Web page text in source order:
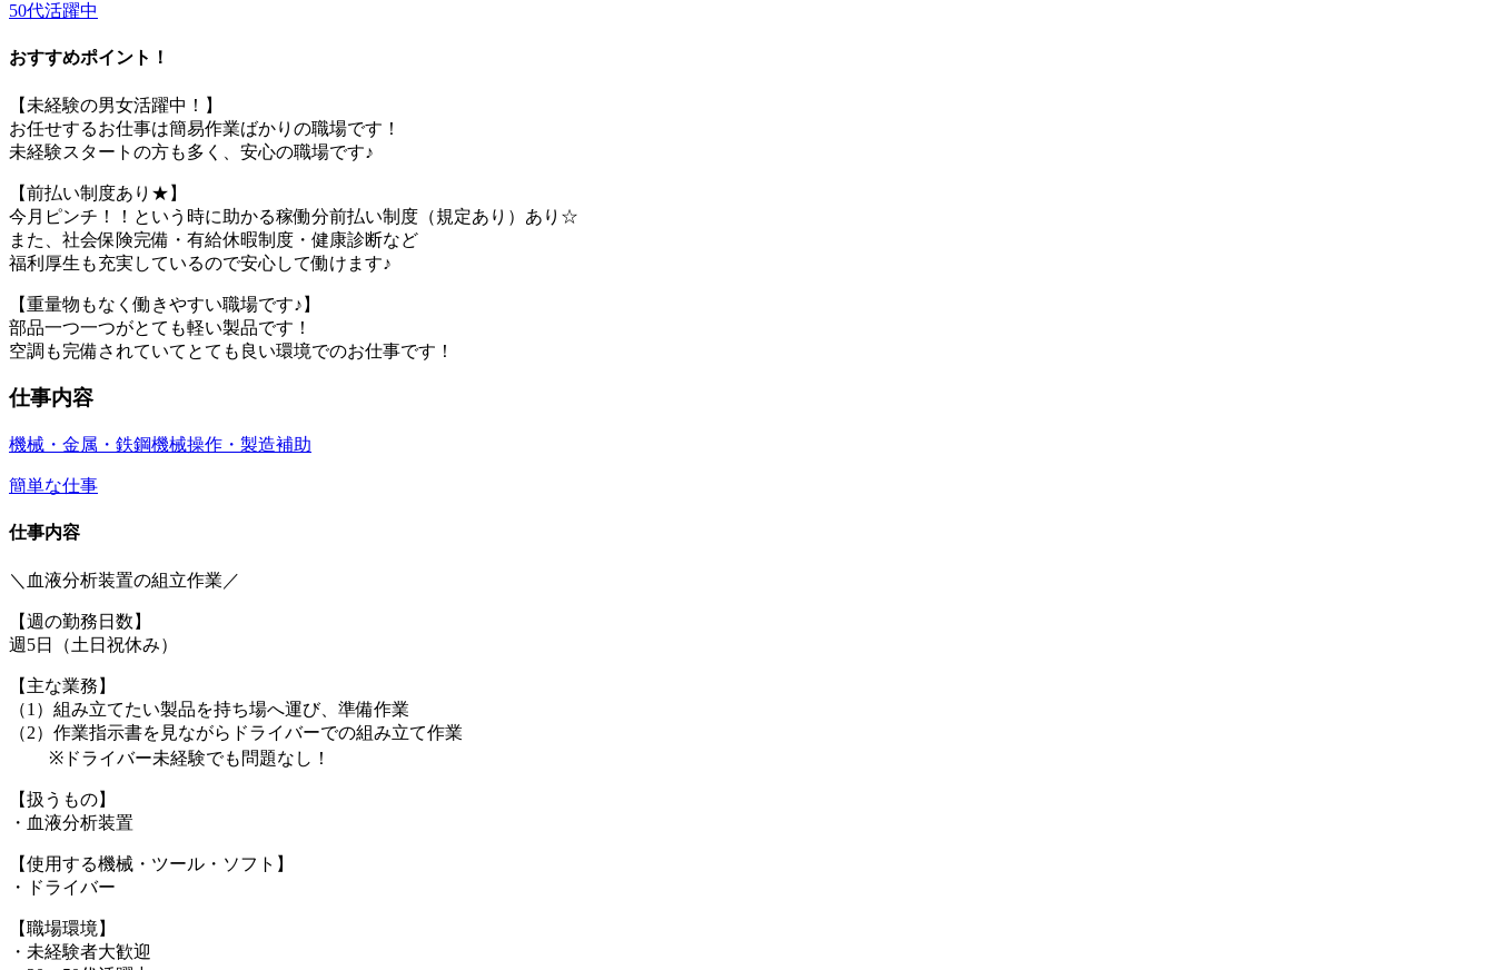
50代活躍中
おすすめポイント！
【未経験の男女活躍中！】
お任せするお仕事は簡易作業ばかりの職場です！
未経験スタートの方も多く、安心の職場です♪
【前払い制度あり★】
今月ピンチ！！という時に助かる稼働分前払い制度（規定あり）あり☆
また、社会保険完備・有給休暇制度・健康診断など
福利厚生も充実しているので安心して働けます♪
【重量物もなく働きやすい職場です♪】
部品一つ一つがとても軽い製品です！
空調も完備されていてとても良い環境でのお仕事です！
仕事内容
機械・金属・鉄鋼機械操作・製造補助
簡単な仕事
仕事内容
＼血液分析装置の組立作業／
【週の勤務日数】
週5日（土日祝休み）
【主な業務】
（1）組み立てたい製品を持ち場へ運び、準備作業
（2）作業指示書を見ながらドライバーでの組み立て作業
※ドライバー未経験でも問題なし！
【扱うもの】
・血液分析装置
【使用する機械・ツール・ソフト】
・ドライバー
【職場環境】
・未経験者大歓迎